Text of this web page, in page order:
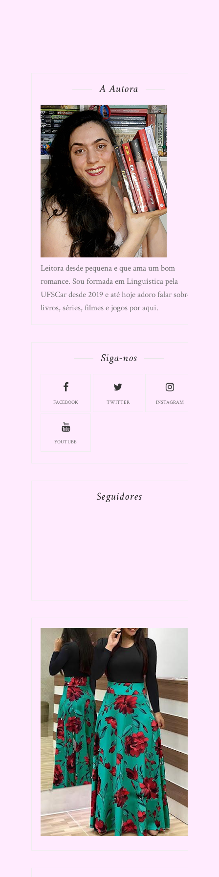
A Autora
Leitora desde pequena e que ama um bom
romance. Sou formada em Linguística pela
UFSCar desde 2019 e até hoje adoro falar sobre
livros, séries, filmes e jogos por aqui.
Siga-nos
FACEBOOK TWITTER INSTAGRAM
YOUTUBE
Seguidores